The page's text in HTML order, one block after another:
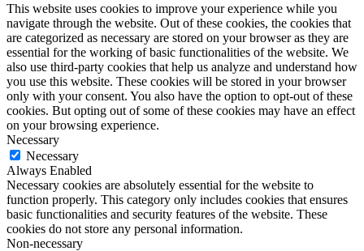
This website uses cookies to improve your experience while you
navigate through the website. Out of these cookies, the cookies that
are categorized as necessary are stored on your browser as they are
essential for the working of basic functionalities of the website. We
also use third-party cookies that help us analyze and understand how
you use this website. These cookies will be stored in your browser
only with your consent. You also have the option to opt-out of these
cookies. But opting out of some of these cookies may have an effect
on your browsing experience.
Necessary
Necessary
Always Enabled
Necessary cookies are absolutely essential for the website to
function properly. This category only includes cookies that ensures
basic functionalities and security features of the website. These
cookies do not store any personal information.
Non-necessary